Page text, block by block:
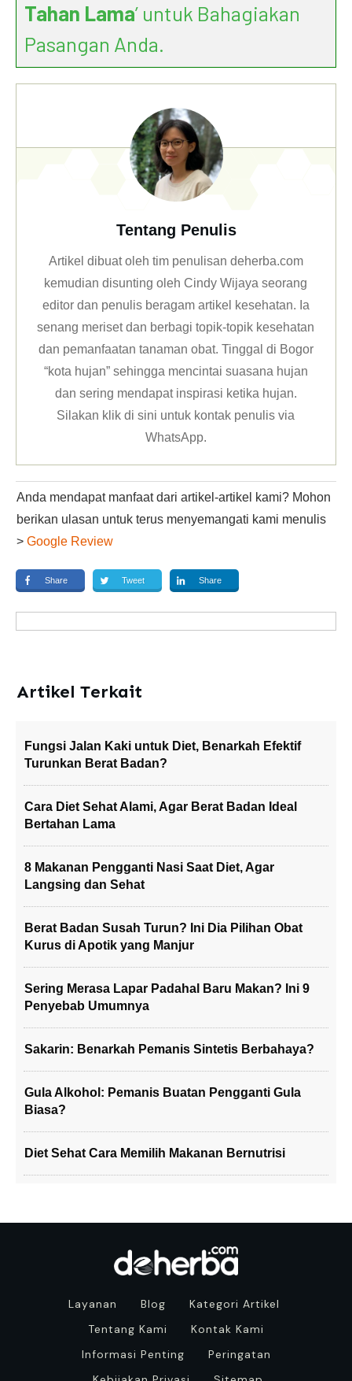
Tahan Lama’ untuk Bahagiakan
Pasangan Anda.
Tentang Penulis
Artikel dibuat oleh tim penulisan deherba.com
kemudian disunting oleh Cindy Wijaya seorang
editor dan penulis beragam artikel kesehatan. Ia
senang meriset dan berbagi topik-topik kesehatan
dan pemanfaatan tanaman obat. Tinggal di Bogor
“kota hujan” sehingga mencintai suasana hujan
dan sering mendapat inspirasi ketika hujan.
Silakan klikdi sini untuk kontak penulis via
WhatsApp.
Anda mendapat manfaat dari artikel-artikel kami? Mohon
berikan ulasan untuk terus menyemangati kami menulis
> Google Review
Share Tweet Share
Artikel Terkait
Fungsi Jalan Kaki untuk Diet, Benarkah Efektif
Turunkan Berat Badan?
Cara Diet Sehat Alami, Agar Berat Badan Ideal
Bertahan Lama
8 Makanan Pengganti Nasi Saat Diet, Agar
Langsing dan Sehat
Berat Badan Susah Turun? Ini Dia Pilihan Obat
Kurus di Apotik yang Manjur
Sering Merasa Lapar Padahal Baru Makan? Ini 9
Penyebab Umumnya
Sakarin: Benarkah Pemanis Sintetis Berbahaya?
Gula Alkohol: Pemanis Buatan Pengganti Gula
Biasa?
Diet Sehat Cara Memilih Makanan Bernutrisi
Layanan Blog
Kategori Artikel
Tentang Kami
Kontak Kami
Informasi Penting
Peringatan